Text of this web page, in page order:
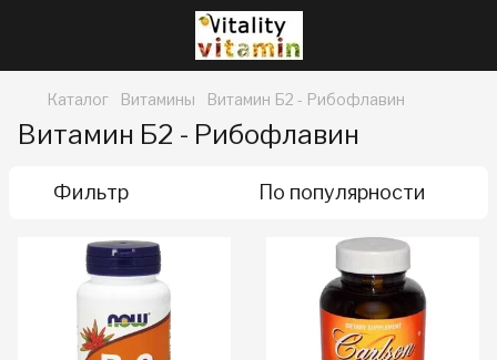
Каталог Витамины Витамин Б2 - Рибофлавин
Витамин Б2 - Рибофлавин
Фильтр По популярности